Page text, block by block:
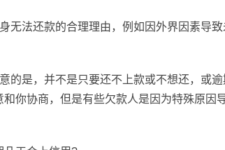
无法还款的合理理由，例如因外界因素导
的是，并不是只要还不上款或不想还，或
和你协商，但是有些欠款人是因为特殊原因